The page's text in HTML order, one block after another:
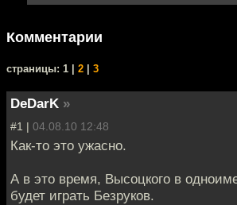
Комментарии
cтраницы: 1 | 2 3
DeDarK »
#1 | 04.08.10 12:48
Как-то это ужасно.
А в это время, Высоцкого в
будет играть Безруков.